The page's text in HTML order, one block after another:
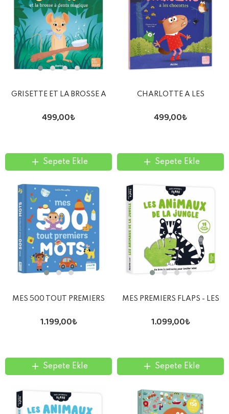
GRISETTE ET LA BROSSE A
499,00₺
Sepete Ekle
CHARLOTTE A LES
499,00₺
Sepete Ekle
MES 500 TOUT PREMIERS
1.199,00₺
Sepete Ekle
MES PREMIERS FLAPS - LES
1.099,00₺
Sepete Ekle